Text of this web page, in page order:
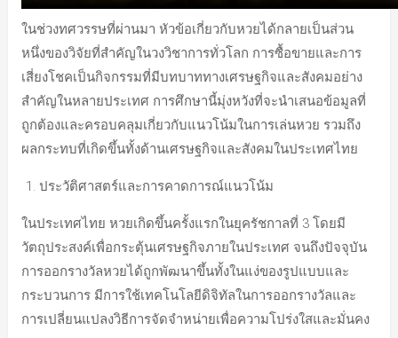
ในช่วงทศวรรษที่ผ่านมา หัวข้อเกี่ยวกับหวยได้กลายเป็นส่วน
หนึ่งของวิจัยที่สำคัญในวงวิชาการทั่วโลก การซื้อขายและการ
เสี่ยงโชคเป็นกิจกรรมที่มีบทบาททางเศรษฐกิจและสังคมอย่าง
สำคัญในหลายประเทศ การศึกษานี้มุ่งหวังที่จะนำเสนอข้อมูลที่
ถูกต้องและครอบคลุมเกี่ยวกับแนวโน้มในการเล่นหวย รวมถึง
ผลกระทบที่เกิดขึ้นทั้งด้านเศรษฐกิจและสังคมในประเทศไทย
ประวัติศาสตร์และการคาดการณ์แนวโน้ม
ในประเทศไทย หวยเกิดขึ้นครั้งแรกในยุครัชกาลที่ 3 โดยมี
วัตถุประสงค์เพื่อกระตุ้นเศรษฐกิจภายในประเทศ จนถึงปัจจุบัน
การออกรางวัลหวยได้ถูกพัฒนาขึ้นทั้งในแง่ของรูปแบบและ
กระบวนการ มีการใช้เทคโนโลยีดิจิทัลในการออกรางวัลและ
การเปลี่ยนแปลงวิธีการจัดจำหน่ายเพื่อความโปร่งใสและมั่นคง